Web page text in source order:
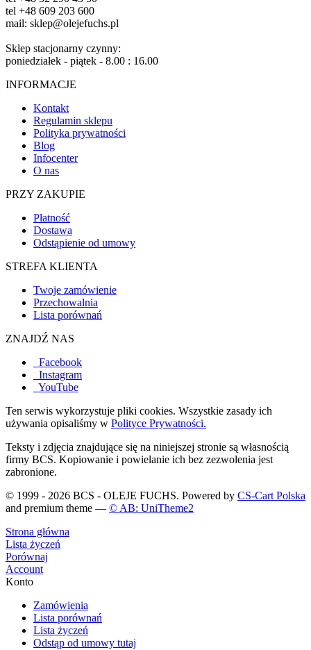
tel +48 609 203 600
mail: sklep@olejefuchs.pl
Sklep stacjonarny czynny:
poniedziałek - piątek - 8.00 : 16.00
INFORMACJE
Kontakt
Regulamin sklepu
Polityka prywatności
Blog
Infocenter
O nas
PRZY ZAKUPIE
Płatność
Dostawa
Odstąpienie od umowy
STREFA KLIENTA
Twoje zamówienie
Przechowalnia
Lista porównań
ZNAJDŹ NAS
Facebook
Instagram
YouTube
Ten serwis wykorzystuje pliki cookies. Wszystkie zasady ich
używania opisaliśmy w Polityce Prywatności.
Teksty i zdjęcia znajdujące się na niniejszej stronie są własnością
firmy BCS. Kopiowanie i powielanie ich bez zezwolenia jest
zabronione.
© 1999 - 2026 BCS - OLEJE FUCHS. Powered by CS-Cart Polska
and premium theme — © AB: UniTheme2
Strona główna
Lista życzeń
Porównaj
Account
Konto
Zamówienia
Lista porównań
Lista życzeń
Odstąp od umowy tutaj